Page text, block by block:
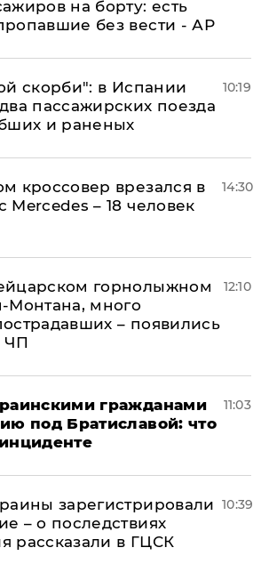
на борту: есть
без вести - АР
скорби": в Испании
пассажирских поезда
и раненых
10:19
кроссовер врезался в
Mercedes – 18 человек
14:30
горнолыжном
Монтана, много
– появились
ЧП
12:10
гражданами
под Братиславой: что
11:03
зарегистрировали
– о последствиях
рассказали в ГЦСК
10:39